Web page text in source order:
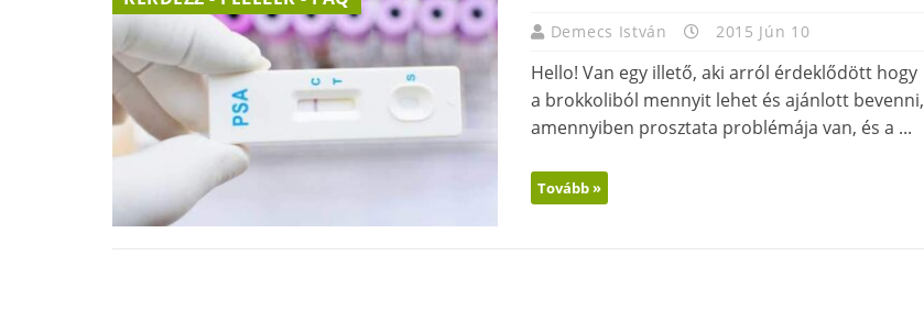
Demecs István 2015 Jún 10
Hello! Van egy illető, aki arról érdeklődött hogy
a brokkoliból mennyit lehet és ajánlott bevenni,
amennyiben prosztata problémája van, és a ...
Tovább »